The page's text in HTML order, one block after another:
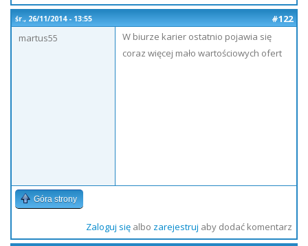
śr., 26/11/2014 - 13:55
#122
martus55
W biurze karier ostatnio pojawia się
coraz więcej mało wartościowych ofert
Góra strony
Zaloguj sięalbo zarejestruj aby dodać komentarz